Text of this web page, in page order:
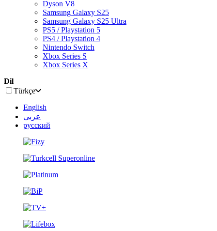
Dyson V8
Samsung Galaxy S25
Samsung Galaxy S25 Ultra
PS5 / Playstation 5
PS4 / Playstation 4
Nintendo Switch
Xbox Series S
Xbox Series X
Dil
Türkçe
English
عربى
русский